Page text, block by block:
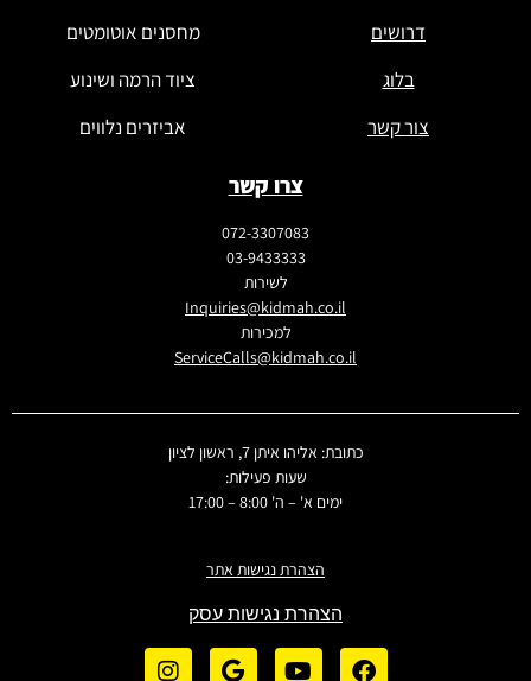
דרושים
בלוג
צור קשר
מחסנים אוטומטים
ציוד הרמה ושינוע
אביזרים נלווים
צרו קשר
072-3307083
03-9433333
לשירות
Inquiries@kidmah.co.il
למכירות
ServiceCalls@kidmah.co.il
כתובת: אליהו איתן 7, ראשון לציון
שעות פעילות:
ימים א' – ה' 8:00 – 17:00
הצהרת נגישות אתר
הצהרת נגישות עסק